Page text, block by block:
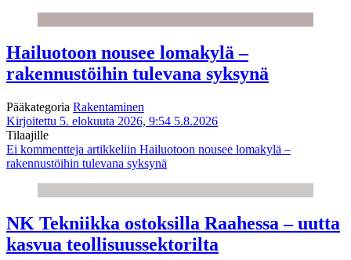
Hailuotoon nousee lomakylä –
rakennustöihin tulevana syksynä
Pääkategoria Rakentaminen
Kirjoitettu 5. elokuuta 2026, 9:54 5.8.2026
Tilaajille
Ei kommentteja artikkeliin Hailuotoon nousee lomakylä –
rakennustöihin tulevana syksynä
NK Tekniikka ostoksilla Raahessa – uutta
kasvua teollisuussektorilta